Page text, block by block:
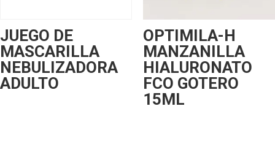
JUEGO DE
MASCARILLA
NEBULIZADORA
ADULTO
OPTIMILA-H
MANZANILLA
HIALURONATO
FCO GOTERO
15ML